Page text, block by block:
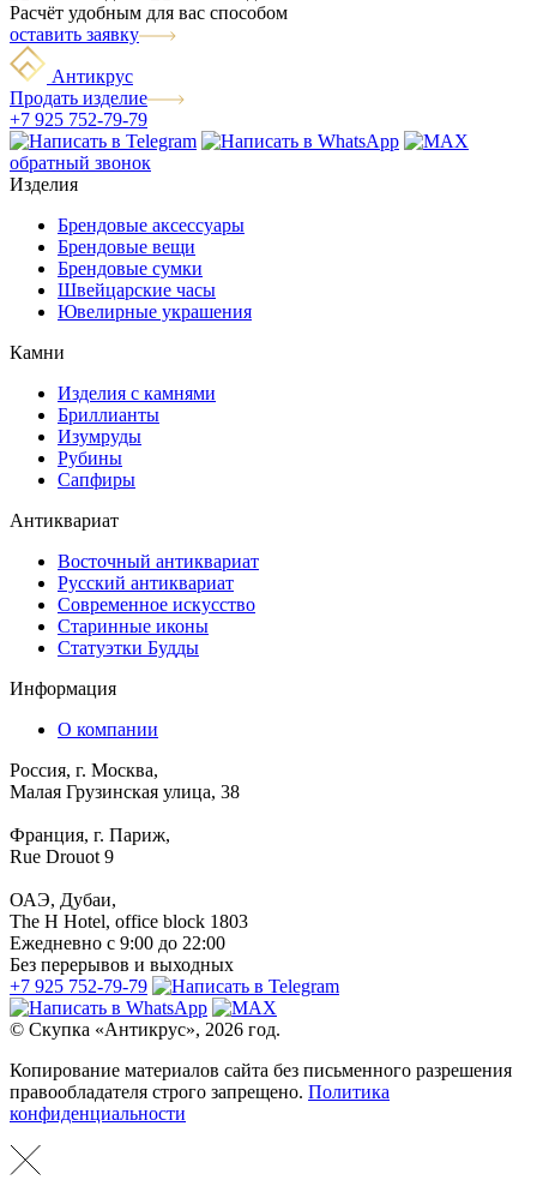
Расчёт удобным для вас способом
оставить заявку
Антикрус
Продать изделие
+7 925 752-79-79
обратный звонок
Изделия
Брендовые аксессуары
Брендовые вещи
Брендовые сумки
Швейцарские часы
Ювелирные украшения
Камни
Изделия с камнями
Бриллианты
Изумруды
Рубины
Сапфиры
Антиквариат
Восточный антиквариат
Русский антиквариат
Современное искусство
Старинные иконы
Статуэтки Будды
Информация
О компании
Россия, г. Москва,
Малая Грузинская улица, 38
Франция, г. Париж,
Rue Drouot 9
ОАЭ, Дубаи,
The H Hotel, office block 1803
Ежедневно с 9:00 до 22:00
Без перерывов и выходных
+7 925 752-79-79
© Скупка «Антикрус», 2026 год.
Копирование материалов сайта без письменного разрешения
правообладателя строго запрещено. Политика
конфиденциальности